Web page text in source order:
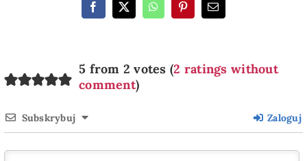
5 from 2 votes (2 ratings without
comment)
Subskrybuj Zaloguj